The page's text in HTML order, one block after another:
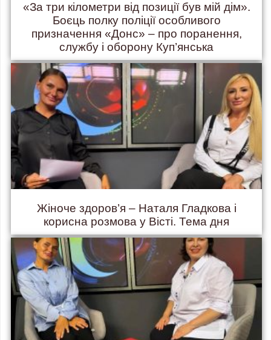
«За три кілометри від позиції був мій дім».
Боєць полку поліції особливого
призначення «Донс» – про поранення,
службу і оборону Куп’янська
Жіноче здоров’я – Наталя Гладкова і
корисна розмова у Вісті. Тема дня